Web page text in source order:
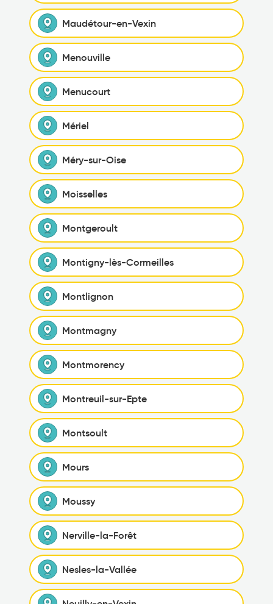
Maudétour-en-Vexin
Menouville
Menucourt
Mériel
Méry-sur-Oise
Moisselles
Montgeroult
Montigny-lès-Cormeilles
Montlignon
Montmagny
Montmorency
Montreuil-sur-Epte
Montsoult
Mours
Moussy
Nerville-la-Forêt
Nesles-la-Vallée